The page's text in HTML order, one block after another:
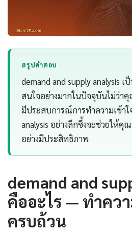
สรุปคำตอบ
demand and supply analysis
สนใจอย่างมากในปัจจุบันไม่ว่า
มีประสบการณ์การทำความเข้าใ
analysis อย่างลึกซึ้งจะช่วยให้คุ
อย่างมีประสิทธิภาพ
demand and
คืออะไร — ทำควา
ครบถ้วน